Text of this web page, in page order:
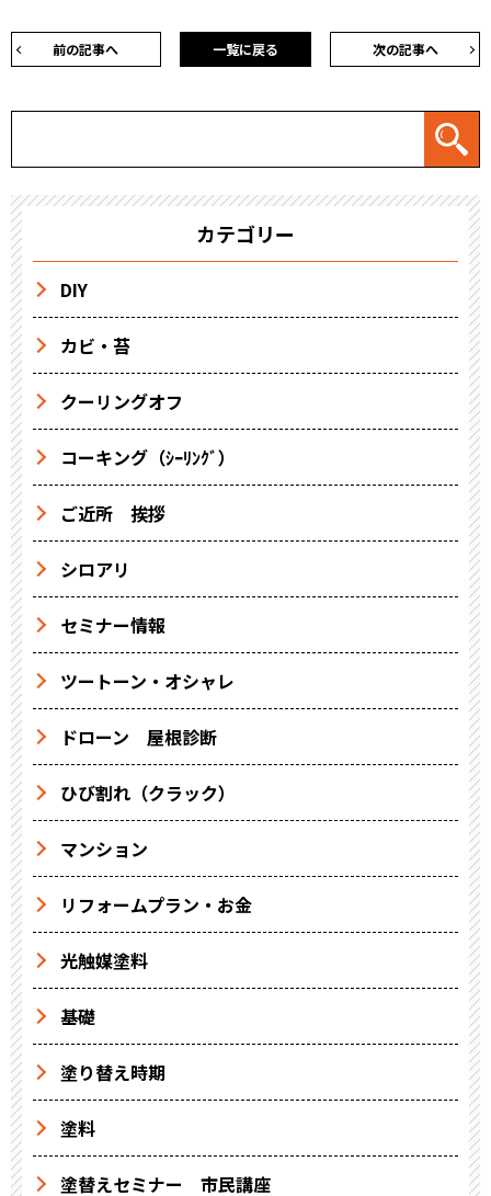
前の記事へ 次の記事へ
一覧に戻る
カテゴリー
DIY
カビ・苔
クーリングオフ
コーキング（ｼｰﾘﾝｸﾞ）
ご近所 挨拶
シロアリ
セミナー情報
ツートーン・オシャレ
ドローン 屋根診断
ひび割れ（クラック）
マンション
リフォームプラン・お金
光触媒塗料
基礎
塗り替え時期
塗料
塗替えセミナー 市民講座